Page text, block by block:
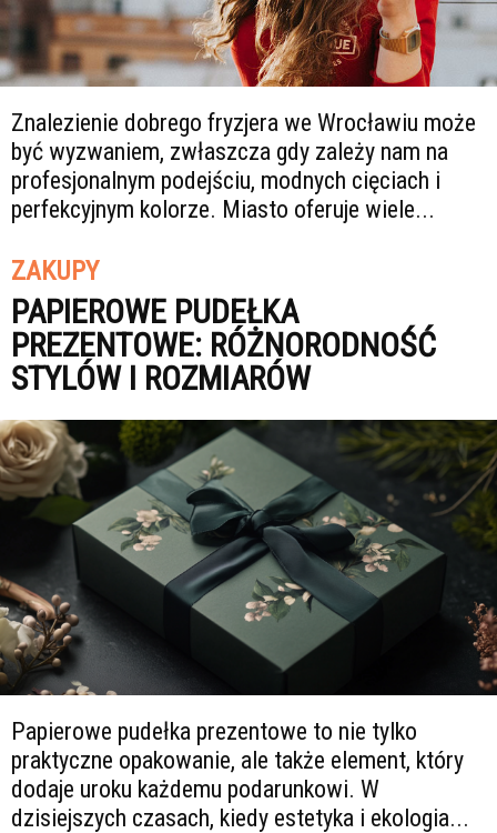
Znalezienie dobrego fryzjera we Wrocławiu może
być wyzwaniem, zwłaszcza gdy zależy nam na
profesjonalnym podejściu, modnych cięciach i
perfekcyjnym kolorze. Miasto oferuje wiele...
ZAKUPY
PAPIEROWE PUDEŁKA
PREZENTOWE: RÓŻNORODNOŚĆ
STYLÓW I ROZMIARÓW
Papierowe pudełka prezentowe to nie tylko
praktyczne opakowanie, ale także element, który
dodaje uroku każdemu podarunkowi. W
dzisiejszych czasach, kiedy estetyka i ekologia...